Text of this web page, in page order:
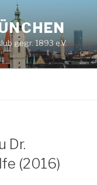
gegr. 1893 e.V.
Dr.
(2016)